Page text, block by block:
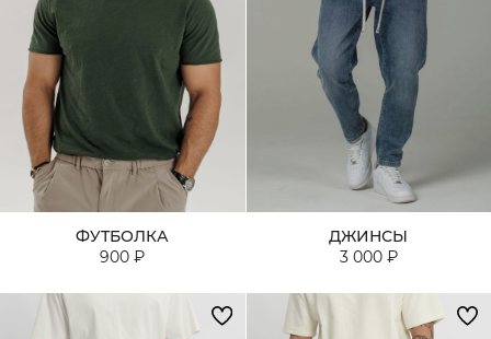
ФУТБОЛКА
900 ₽
ДЖИНСЫ
3 000 ₽